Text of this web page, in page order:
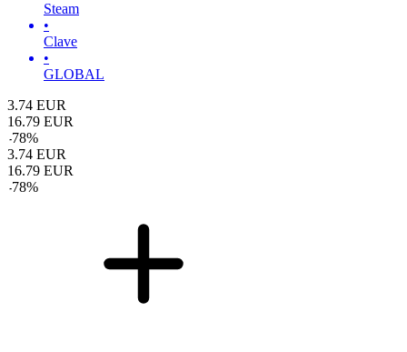
Steam
•
Clave
•
GLOBAL
3.74 EUR
16.79 EUR
-78%
3.74 EUR
16.79 EUR
-78%